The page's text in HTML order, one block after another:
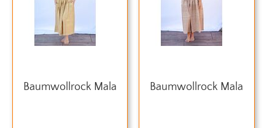
Baumwollrock Mala Baumwollrock Mala